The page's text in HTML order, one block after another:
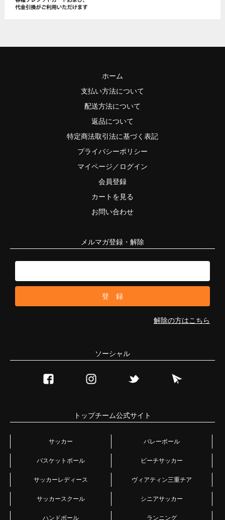
ホーム
支払い方法について
配送方法について
返品について
特定商法取引法に基づく表記
プライバシーポリシー
マイページ／ログイン
会員登録
カートを見る
お問い合わせ
メルマガ登録・解除
解除の方はこちら
ソーシャル
トップチーム公式サイト
サッカー バレーボール
バスケットボール ビーチサッカー
サッカーレディース ヴィアティン三重チア
サッカースクール シニアサッカー
ハンドボール ランニング